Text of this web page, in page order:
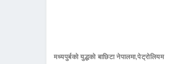
मध्यपुर्बको युद्धको बाछिटा नेपालमा,पेट्रोलियम